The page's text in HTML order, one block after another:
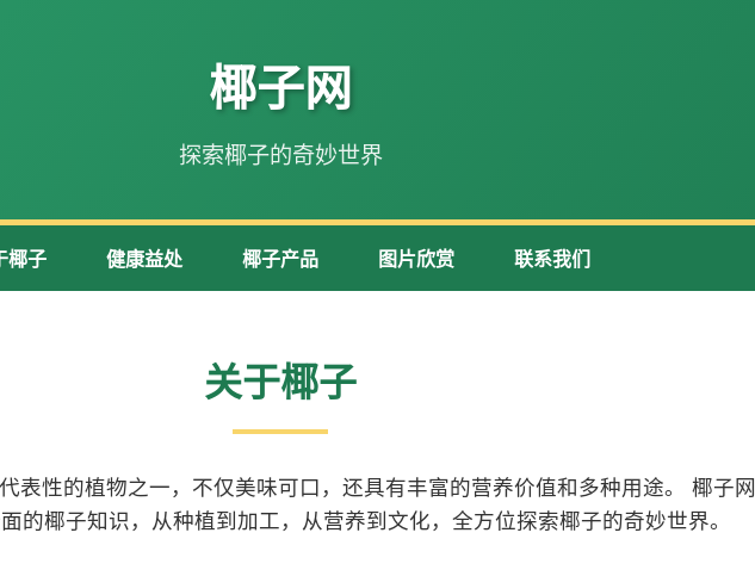
椰子网
探索椰子的奇妙世界
椰子 健康益处 椰子产品 图片欣赏 联系我们
关于椰子
表性的植物之一，不仅美味可口，还具有丰富的营养价值和多种用途。 椰子网
的椰子知识，从种植到加工，从营养到文化，全方位探索椰子的奇妙世界。